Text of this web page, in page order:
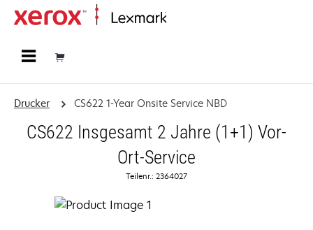
Drucker CS622 1-Year Onsite Service NBD
CS622 Insgesamt 2 Jahre (1+1) Vor-
Ort-Service
Teilenr.: 2364027